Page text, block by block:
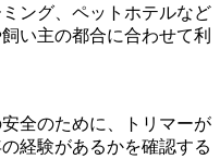
ング、ペットホテルなど
い主の都合に合わせて利
全のために、トリマーが
経験があるかを確認する